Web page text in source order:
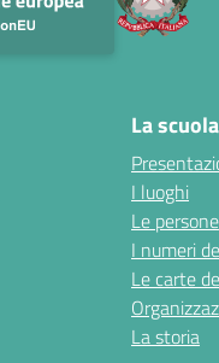
La scuola
I luoghi
Le persone
I numeri
Le carte
La storia